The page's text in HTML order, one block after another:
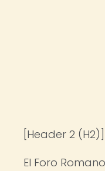
[Header 2
El Foro